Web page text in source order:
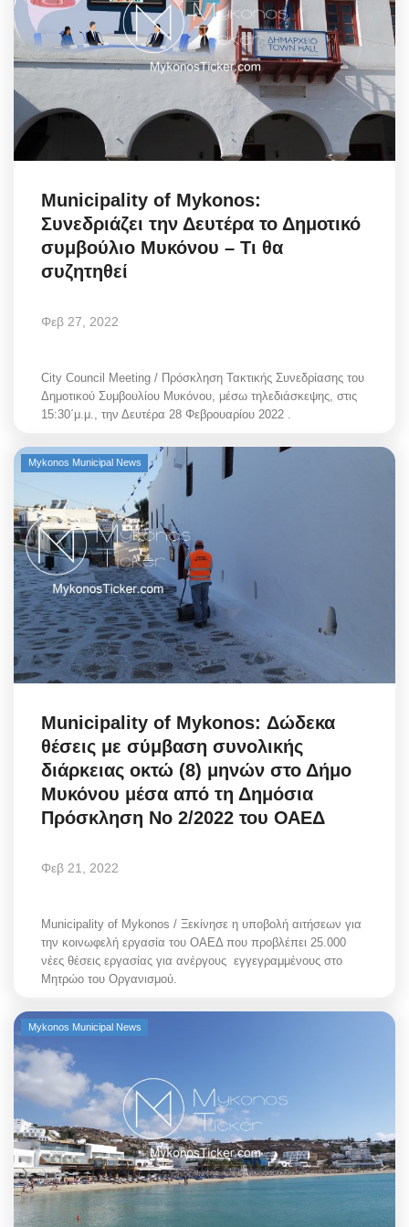
Municipality of Mykonos:
Συνεδριάζει την Δευτέρα το Δημοτικό
συμβούλιο Μυκόνου – Τι θα
συζητηθεί
Φεβ 27, 2022
City Council Meeting / Πρόσκληση Τακτικής Συνεδρίασης του
Δημοτικού Συμβουλίου Μυκόνου, μέσω τηλεδιάσκεψης, στις
15:30΄μ.μ., την Δευτέρα 28 Φεβρουαρίου 2022 .
Mykonos Municipal News
Municipality of Mykonos: Δώδεκα
θέσεις με σύμβαση συνολικής
διάρκειας οκτώ (8) μηνών στο Δήμο
Μυκόνου μέσα από τη Δημόσια
Πρόσκληση Νo 2/2022 του ΟΑΕΔ
Φεβ 21, 2022
Municipality of Mykonos / Ξεκίνησε η υποβολή αιτήσεων για
την κοινωφελή εργασία του ΟΑΕΔ που προβλέπει 25.000
νέες θέσεις εργασίας για ανέργους εγγεγραμμένους στο
Μητρώο του Οργανισμού.
Mykonos Municipal News